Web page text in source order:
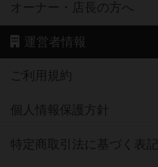
オーナー・店長の方へ
運営者情報
ご利用規約
個人情報保護方針
特定商取引法に基づく表記